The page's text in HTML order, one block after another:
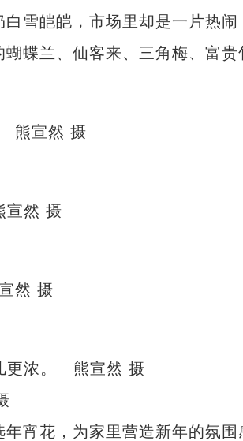
雪皑皑，市场里却是一片热闹
蝶兰、仙客来、三角梅、富贵
宵花，为家里营造新年的氛围